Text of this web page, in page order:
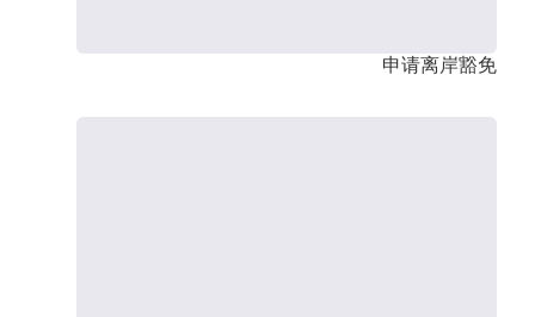
申请离岸豁免